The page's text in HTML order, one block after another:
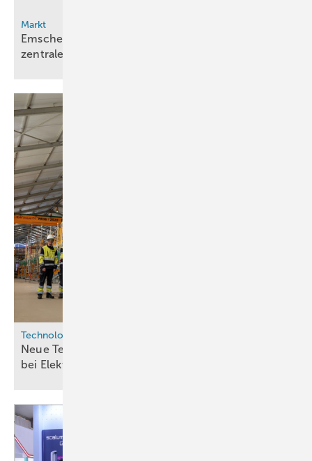
Markt
Emscher-Lippe: 100 H2-Projekte, aber Preis bleibt
zentrale
Technologie
Neue Testanlage in Portugal soll Stromverbrauch
bei Elektrolyse